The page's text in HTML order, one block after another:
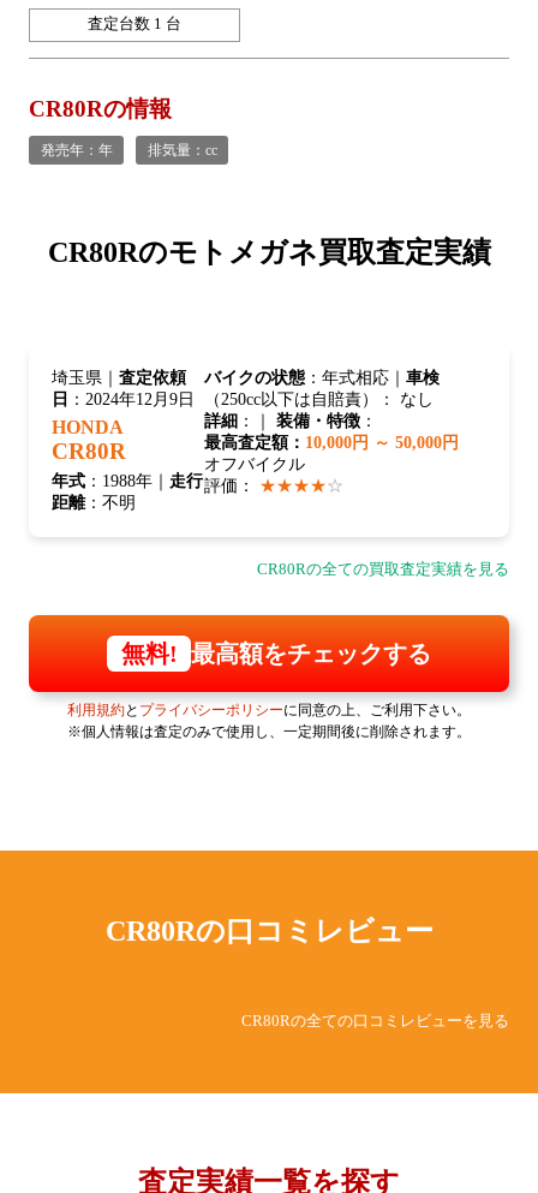
査定台数 1 台
CR80Rの情報
発売年：年 排気量：cc
CR80Rのモトメガネ買取査定実績
埼玉県｜査定依頼
日 ：2024年12月9日
HONDA
CR80R
年式 ：1988年｜ 走行
距離：不明
バイクの状態：年式相応｜ 車検
（250cc以下は自賠責）： なし
詳細 ：｜ 装備・特徴：
最高査定額： 10,000円 ～ 50,000円
オフバイクル
評価：
★★★★☆
CR80Rの全ての買取査定実績を見る
無料! 最高額をチェックする
利用規約と プライバシーポリシーに同意の上、ご利用下さい。
※個人情報は査定のみで使用し、一定期間後に削除されます。
CR80Rの 口コミレビュー
CR80Rの全ての口コミレビューを見る
査定実績一覧を探す